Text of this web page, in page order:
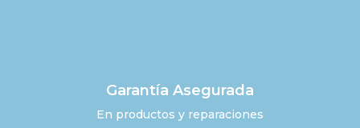
Garantía Asegurada
En productos y reparaciones